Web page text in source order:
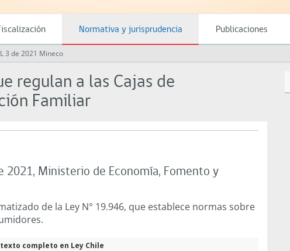
Normativa y jurisprudencia Publicaciones
3 de 2021 Mineco
regulan a las Cajas de
Familiar
2021, Ministerio de Economía, Fomento y
de la Ley N° 19.946, que establece normas sobre
completo en Ley Chile